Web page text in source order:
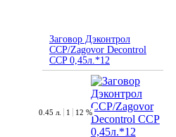
Заговор Дэконтрол
ССР/Zagovor Decontrol
CCP 0,45л.*12
0.45 л. 1 12 %